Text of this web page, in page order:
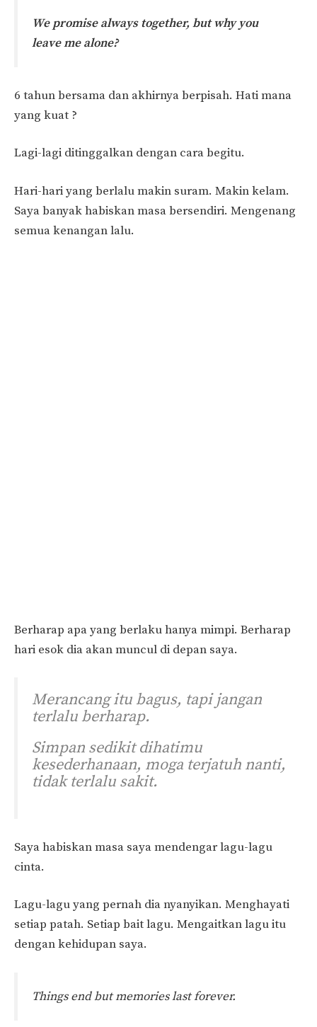
We promise always together, but why you
leave me alone?
6 tahun bersama dan akhirnya berpisah. Hati mana
yang kuat ?
Lagi-lagi ditinggalkan dengan cara begitu.
Hari-hari yang berlalu makin suram. Makin kelam.
Saya banyak habiskan masa bersendiri. Mengenang
semua kenangan lalu.
Berharap apa yang berlaku hanya mimpi. Berharap
hari esok dia akan muncul di depan saya.
Merancang itu bagus, tapi jangan
terlalu berharap.
Simpan sedikit dihatimu
kesederhanaan, moga terjatuh nanti,
tidak terlalu sakit.
Saya habiskan masa saya mendengar lagu-lagu
cinta.
Lagu-lagu yang pernah dia nyanyikan. Menghayati
setiap patah. Setiap bait lagu. Mengaitkan lagu itu
dengan kehidupan saya.
Things end but memories last forever.